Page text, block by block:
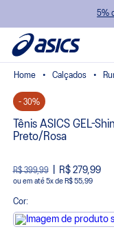
5%
Calçados
- 30%
Tênis ASICS GEL-
Preto/Rosa
R$ 399,99 R$ 279,99
ou 5xde R$ 55,99
Cor: